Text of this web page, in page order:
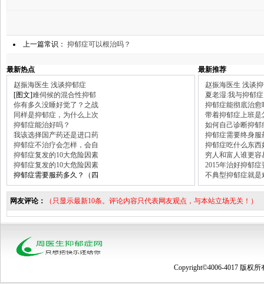
上一篇常识： 抑郁症可以根治吗？
最新热点
最新推荐
赵振海医生 浅谈抑郁症
[图文]难伺候的混合性抑郁
你有多久没睡好觉了？之战
同样是抑郁症，为什么上次
抑郁症能治好吗？
我该选择国产药还是进口药
抑郁症不治疗会怎样，会自
抑郁症复发的10大危险因素
抑郁症复发的10大危险因素
抑郁症需要服药多久？（四
赵振海医生 浅谈
夏老湿:我与抑郁症
抑郁症能彻底治愈
带着抑郁症上班是
如何自己诊断抑郁
抑郁症需要终身服
抑郁症吃什么东西
穷人和富人谁更容
2015年治好抑郁症
不典型抑郁症就是
网友评论： （只显示最新10条。评论内容只代表网友观点，与本站立场无关！）
Copyright©4006-4017 版权